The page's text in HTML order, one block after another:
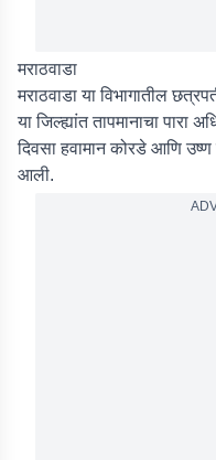
मराठवाडा
मराठवाडा या विभागातील
या जिल्ह्यांत तापमानाचा पारा
दिवसा हवामान कोरडे आणि उष्ण
आली.